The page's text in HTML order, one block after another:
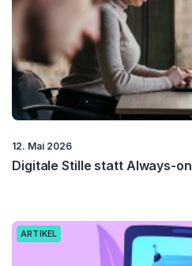
12. Mai 2026
Digitale Stille statt Always-on
ARTIKEL